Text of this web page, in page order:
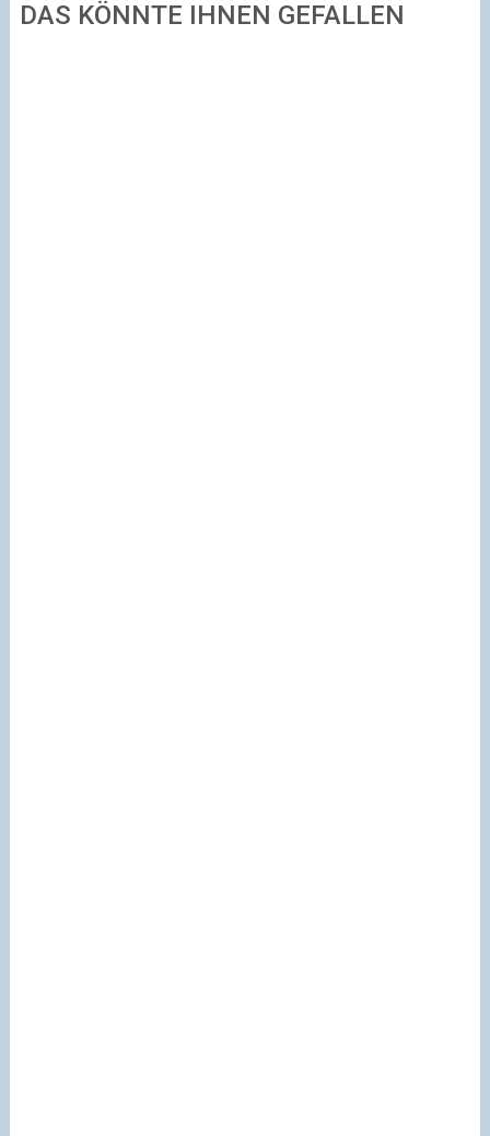
DAS KÖNNTE IHNEN GEFALLEN